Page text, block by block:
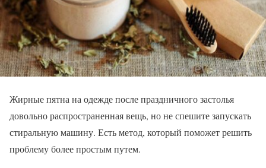
Жирные пятна на одежде после праздничного застолья
довольно распространенная вещь, но не спешите запускать
стиральную машину. Есть метод, который поможет решить
проблему более простым путем.